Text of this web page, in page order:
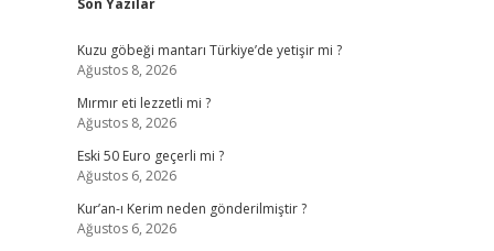
Sidebar
Son Yazılar
Kuzu göbeği mantarı Türkiye’de yetişir mi ?
Ağustos 8, 2026
Mırmır eti lezzetli mi ?
Ağustos 8, 2026
Eski 50 Euro geçerli mi ?
Ağustos 6, 2026
Kur’an-ı Kerim neden gönderilmiştir ?
Ağustos 6, 2026